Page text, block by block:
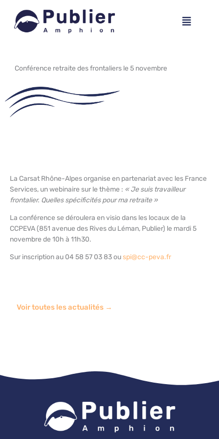
contenu
Menu
Conférence retraite des frontaliers le 5 novembre​
La Carsat Rhône-Alpes organise en partenariat avec les France
Services, un webinaire sur le thème : « Je suis travailleur
frontalier. Quelles spécificités pour ma retraite »
La conférence se déroulera en visio dans les locaux de la
CCPEVA (851 avenue des Rives du Léman, Publier) le mardi 5
novembre de 10h à 11h30.
Sur inscription au 04 58 57 03 83 ouspi@cc-peva.fr
Voir toutes les actualités →